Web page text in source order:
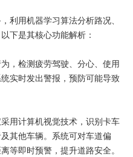
利用机器学习算法分析路况、
下是其核心功能解析：
，检测疲劳驾驶、分心、使用
实时发出警报，预防可能导致
用计算机视觉技术，识别卡车
其他车辆。系统可对车道偏
等即时预警，提升道路安全。